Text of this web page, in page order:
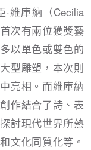
維庫納（Cecilia
次有兩位獲獎藝
以單色或雙色的
型雕塑，本次則
亮相。而維庫納
作結合了詩、表
討現代世界所熱
文化同質化等。